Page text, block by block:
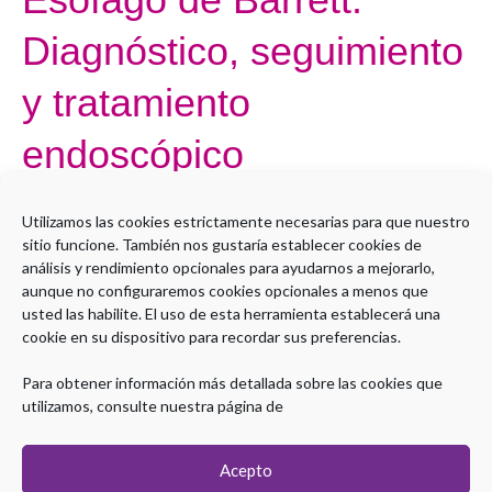
Utilizamos las cookies estrictamente necesarias para que nuestro
sitio funcione. También nos gustaría establecer cookies de
análisis y rendimiento opcionales para ayudarnos a mejorarlo,
aunque no configuraremos cookies opcionales a menos que
usted las habilite. El uso de esta herramienta establecerá una
cookie en su dispositivo para recordar sus preferencias.
Para obtener información más detallada sobre las cookies que
utilizamos, consulte nuestra página de
Acepto
Diagnóstico, seguimiento
y tratamiento
endoscópico
Open to access this content
de
Barrett:
Diagnóstico,
seguimiento
tratamiento
Leer más »